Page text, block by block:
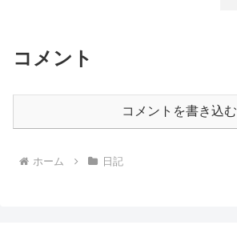
コメント
コメントを書き込む
ホーム 日記